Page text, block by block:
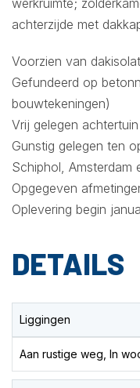
achterzijde met
Voorzien van
Gefundeerd op
bouwtekeningen)
Vrij gelegen
Gunstig gelegen ten
Schiphol, Amsterdam
Opgegeven
Oplevering begin
DETAILS
Liggingen
Aan rustige weg, In